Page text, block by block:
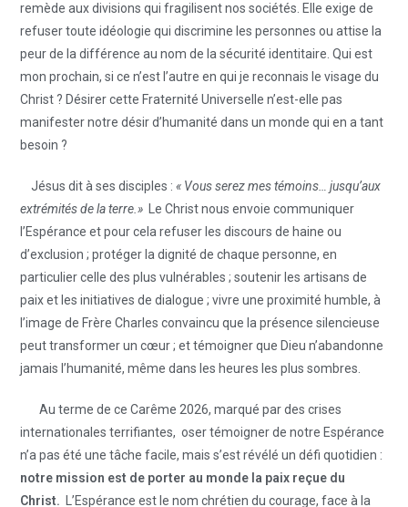
remède aux divisions qui fragilisent nos sociétés. Elle exige de
refuser toute idéologie qui discrimine les personnes ou attise la
peur de la différence au nom de la sécurité identitaire. Qui est
mon prochain, si ce n’est l’autre en qui je reconnais le visage du
Christ ? Désirer cette Fraternité Universelle n’est-elle pas
manifester notre désir d’humanité dans un monde qui en a tant
besoin ?
Jésus dit à ses disciples :« Vous serez mes témoins… jusqu’aux
extrémités de la terre.» Le Christ nous envoie communiquer
l’Espérance et pour cela refuser les discours de haine ou
d’exclusion ; protéger la dignité de chaque personne, en
particulier celle des plus vulnérables ; soutenir les artisans de
paix et les initiatives de dialogue ; vivre une proximité humble, à
l’image de Frère Charles convaincu que la présence silencieuse
peut transformer un cœur ; et témoigner que Dieu n’abandonne
jamais l’humanité, même dans les heures les plus sombres.
Au terme de ce Carême 2026, marqué par des crises
internationales terrifiantes, oser témoigner de notre Espérance
n’a pas été une tâche facile, mais s’est révélé un défi quotidien :
notre mission est de porter au monde la paix reçue du
Christ. L’Espérance est le nom chrétien du courage, face à la